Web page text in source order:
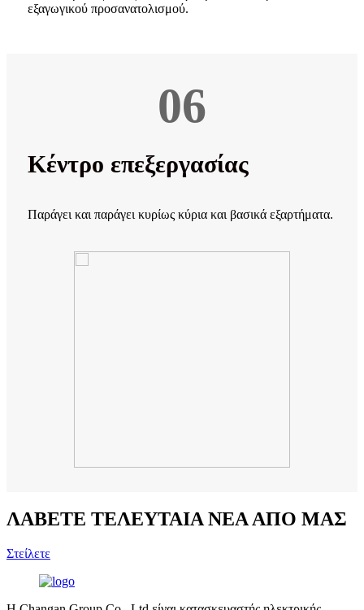
εξαγωγικού προσανατολισμού.
06
Κέντρο επεξεργασίας
Παράγει και παράγει κυρίως κύρια και βασικά εξαρτήματα.
ΛΑΒΕΤΕ ΤΕΛΕΥΤΑΙΑ ΝΕΑ ΑΠΟ ΜΑΣ
Στείλετε